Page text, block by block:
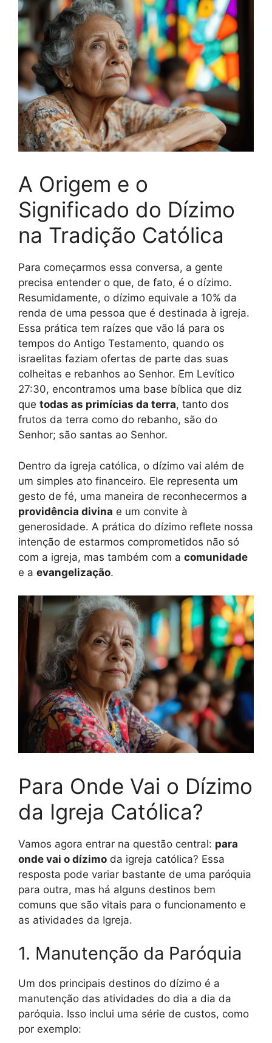
A Origem e o
Significado do Dízimo
na Tradição Católica
Para começarmos essa conversa, a gente
precisa entender o que, de fato, é o dízimo.
Resumidamente, o dízimo equivale a 10% da
renda de uma pessoa que é destinada à igreja.
Essa prática tem raízes que vão lá para os
tempos do Antigo Testamento, quando os
israelitas faziam ofertas de parte das suas
colheitas e rebanhos ao Senhor. Em Levítico
27:30, encontramos uma base bíblica que diz
que todas as primícias da terra, tanto dos
frutos da terra como do rebanho, são do
Senhor; são santas ao Senhor.
Dentro da igreja católica, o dízimo vai além de
um simples ato financeiro. Ele representa um
gesto de fé, uma maneira de reconhecermos a
providência divina e um convite à
generosidade. A prática do dízimo reflete nossa
intenção de estarmos comprometidos não só
com a igreja, mas também com a comunidade
e a evangelização.
Para Onde Vai o Dízimo
da Igreja Católica?
Vamos agora entrar na questão central: para
onde vai o dízimo da igreja católica? Essa
resposta pode variar bastante de uma paróquia
para outra, mas há alguns destinos bem
comuns que são vitais para o funcionamento e
as atividades da Igreja.
1. Manutenção da Paróquia
Um dos principais destinos do dízimo é a
manutenção das atividades do dia a dia da
paróquia. Isso inclui uma série de custos, como
por exemplo: